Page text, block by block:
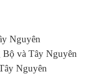
và Tây Nguyên
và Tây Nguyên
Nguyên